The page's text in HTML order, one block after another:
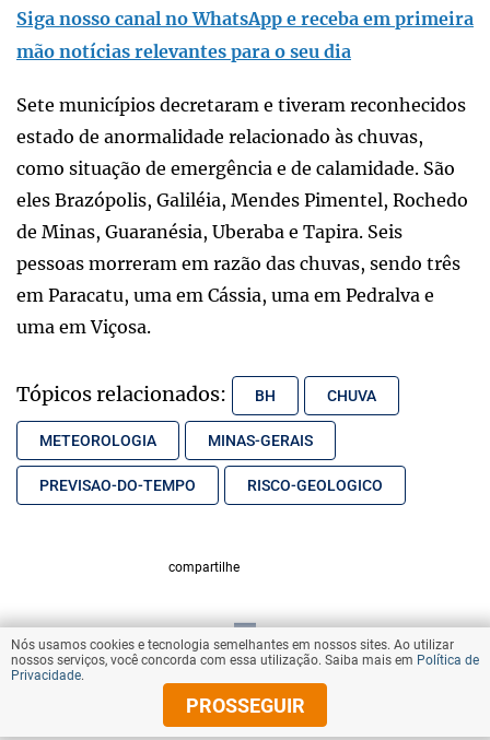
Siga nosso canal no WhatsApp e receba em primeira
mão notícias relevantes para o seu dia
Sete municípios decretaram e tiveram reconhecidos
estado de anormalidade relacionado às chuvas,
como situação de emergência e de calamidade. São
eles Brazópolis, Galiléia, Mendes Pimentel, Rochedo
de Minas, Guaranésia, Uberaba e Tapira. Seis
pessoas morreram em razão das chuvas, sendo três
em Paracatu, uma em Cássia, uma em Pedralva e
uma em Viçosa.
Tópicos relacionados: BH CHUVA
METEOROLOGIA MINAS-GERAIS
PREVISAO-DO-TEMPO RISCO-GEOLOGICO
compartilhe
VOLTAR AO TOPO
© Copyright 2025 Diários Associados
Nós usamos cookies e tecnologia semelhantes em nossos sites. Ao utilizar
nossos serviços, você concorda com essa utilização. Saiba mais em Política de
Privacidade.
PROSSEGUIR